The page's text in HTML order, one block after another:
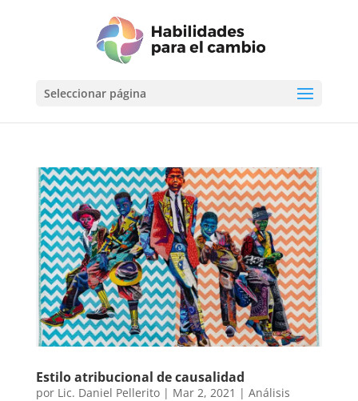
Seleccionar página
Estilo atribucional de causalidad
por Lic. Daniel Pellerito| Mar 2, 2021 | Análisis